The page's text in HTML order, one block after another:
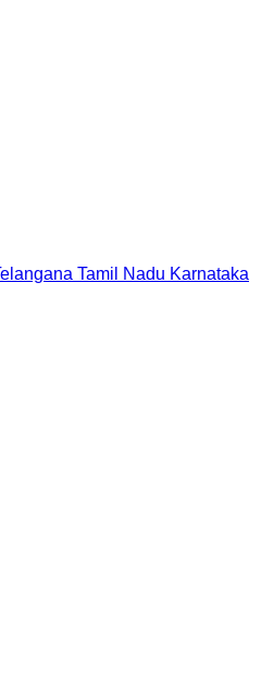
Tamil Nadu Karnataka